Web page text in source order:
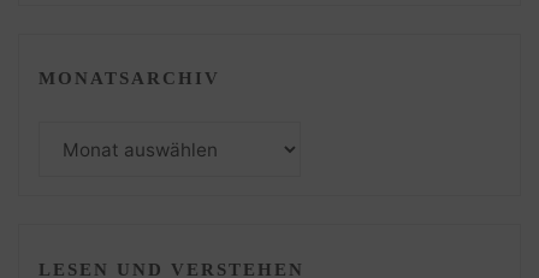
MONATSARCHIV
LESEN UND VERSTEHEN